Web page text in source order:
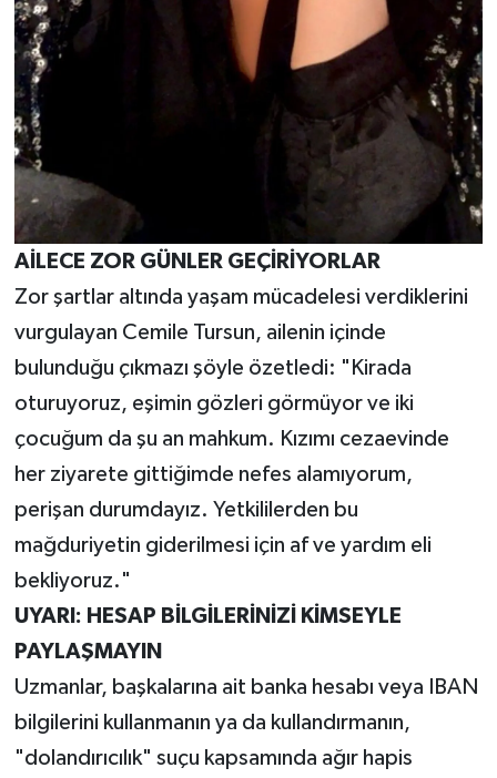
AİLECE ZOR GÜNLER GEÇİRİYORLAR
Zor şartlar altında yaşam mücadelesi verdiklerini
vurgulayan Cemile Tursun, ailenin içinde
bulunduğu çıkmazı şöyle özetledi: "Kirada
oturuyoruz, eşimin gözleri görmüyor ve iki
çocuğum da şu an mahkum. Kızımı cezaevinde
her ziyarete gittiğimde nefes alamıyorum,
perişan durumdayız. Yetkililerden bu
mağduriyetin giderilmesi için af ve yardım eli
bekliyoruz."
UYARI: HESAP BİLGİLERİNİZİ KİMSEYLE
PAYLAŞMAYIN
Uzmanlar, başkalarına ait banka hesabı veya IBAN
bilgilerini kullanmanın ya da kullandırmanın,
"dolandırıcılık" suçu kapsamında ağır hapis